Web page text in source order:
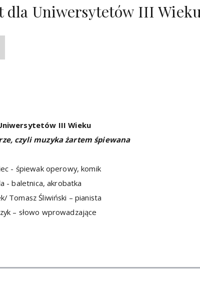
dla Uniwersytetów III
III Wieku
czyli muzyka żartem śpiewana
- śpiewak operowy, komik
- baletnica, akrobatka
Tomasz Śliwiński – pianista
– słowo wprowadzające